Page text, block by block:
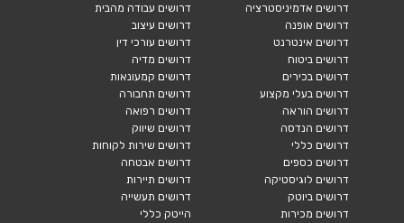
דרושים אדמיניסטרציה
דרושים אופנה
דרושים אינטרנט
דרושים ביטוח
דרושים בכירים
דרושים בעלי מקצוע
דרושים הוראה
דרושים הנדסה
דרושים כללי
דרושים כספים
דרושים לוגיסטיקה
דרושים ביוטק
דרושים מכירות
דרושים עבודה מהבית
דרושים עיצוב
דרושים עורכי דין
דרושים מדיה
דרושים קמעונאות
דרושים תחבורה
דרושים רפואה
דרושים שיווק
דרושים שירות לקוחות
דרושים אבטחה
דרושים תיירות
דרושים תעשייה
הייטק כללי